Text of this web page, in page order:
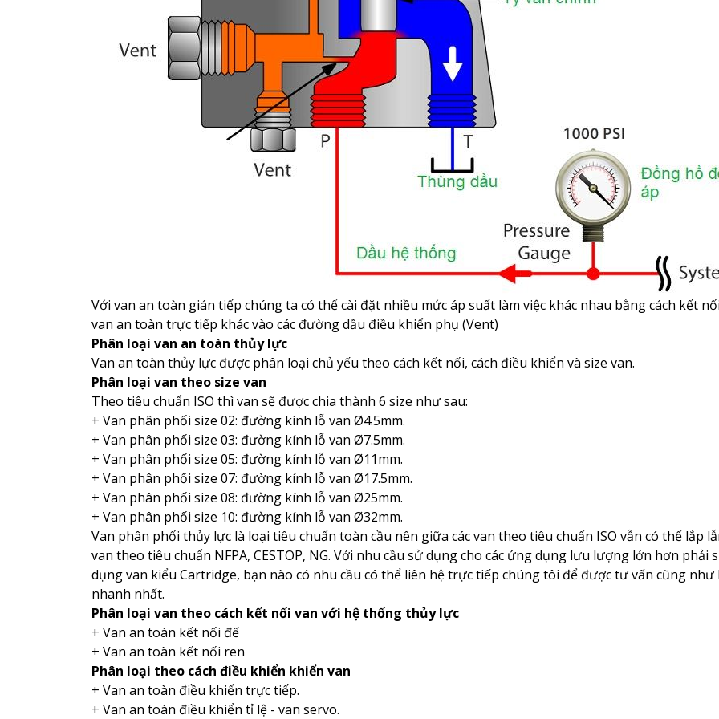
Với van an toàn gián tiếp chúng ta có thể cài đặt nhiều mức áp suất làm việc khác nhau bằng cách kết
van an toàn trực tiếp khác vào các đường dầu điều khiển phụ (Vent)
Phân loại van an toàn thủy lực
Van an toàn thủy lực được phân loại chủ yếu theo cách kết nối, cách điều khiển và size van.
Phân loại van theo size van
Theo tiêu chuẩn ISO thì van sẽ được chia thành 6 size như sau:
+ Van phân phối size 02: đường kính lỗ van Ø4.5mm.
+ Van phân phối size 03: đường kính lỗ van Ø7.5mm.
+ Van phân phối size 05: đường kính lỗ van Ø11mm.
+ Van phân phối size 07: đường kính lỗ van Ø17.5mm.
+ Van phân phối size 08: đường kính lỗ van Ø25mm.
+ Van phân phối size 10: đường kính lỗ van Ø32mm.
Van phân phối thủy lực là loại tiêu chuẩn toàn cầu nên giữa các van theo tiêu chuẩn ISO vẫn có thể lắp
van theo tiêu chuẩn NFPA, CESTOP, NG. Với nhu cầu sử dụng cho các ứng dụng lưu lượng lớn hơn phải
dụng van kiểu Cartridge, bạn nào có nhu cầu có thể liên hệ trực tiếp chúng tôi để được tư vấn cũng
nhanh nhất.
Phân loại van theo cách kết nối van với hệ thống thủy lực
+ Van an toàn kết nối đế
+ Van an toàn kết nối ren
Phân loại theo cách điều khiển khiển van
+ Van an toàn điều khiển trực tiếp.
+ Van an toàn điều khiển tỉ lệ - van servo.